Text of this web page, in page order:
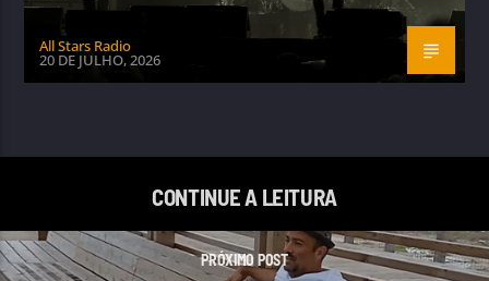
All Stars Radio
20 DE JULHO, 2026
CONTINUE A LEITURA
PRÓXIMO POST